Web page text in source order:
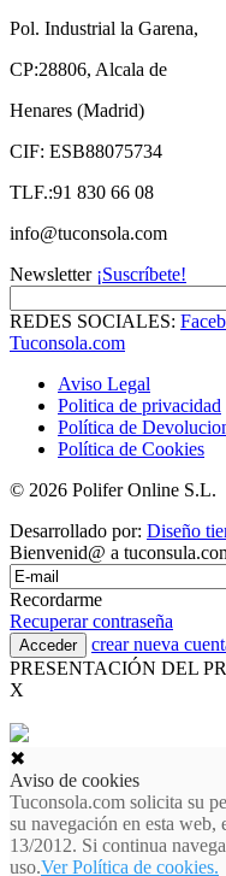
Pol. Industrial la Garena,
CP:28806, Alcala de
Henares (Madrid)
CIF: ESB88075734
TLF.:91 830 66 08
info@tuconsola.com
Newsletter ¡Suscríbete!
REDES SOCIALES:
Tuconsola.com
Aviso Legal
Politica de privacidad
Política de
Política de Cookies
© 2026 Polifer Online S.L.
Desarrollado por: Diseño
Bienvenid@ a
Recordarme
Recuperar contraseña
crear nueva
PRESENTACIÓN DEL
X
✖
Aviso de cookies
Tuconsola.com solicita su
su navegación en esta
13/2012. Si continua
uso.Ver Política de cookies.